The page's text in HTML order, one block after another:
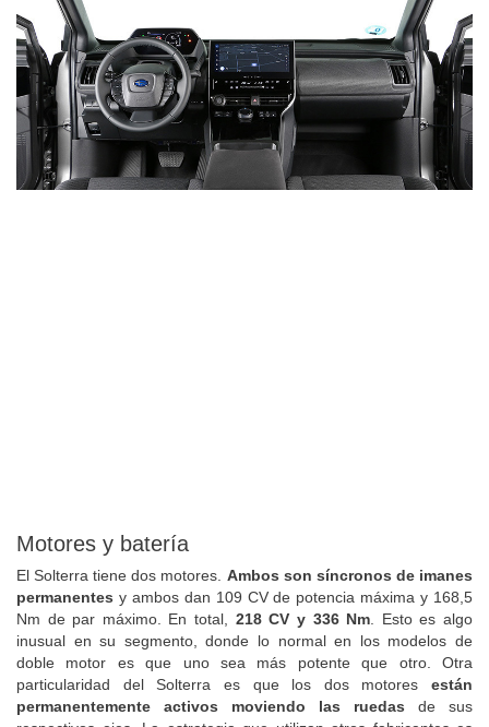
Motores y batería
El Solterra tiene dos motores.Ambos son síncronos de imanes
permanentesy ambos dan 109 CV de potencia máxima y 168,5
Nm de par máximo. En total,218 CV y 336 Nm. Esto es algo
inusual en su segmento, donde lo normal en los modelos de
doble motor es que uno sea más potente que otro. Otra
particularidad del Solterra es que los dos motoresestán